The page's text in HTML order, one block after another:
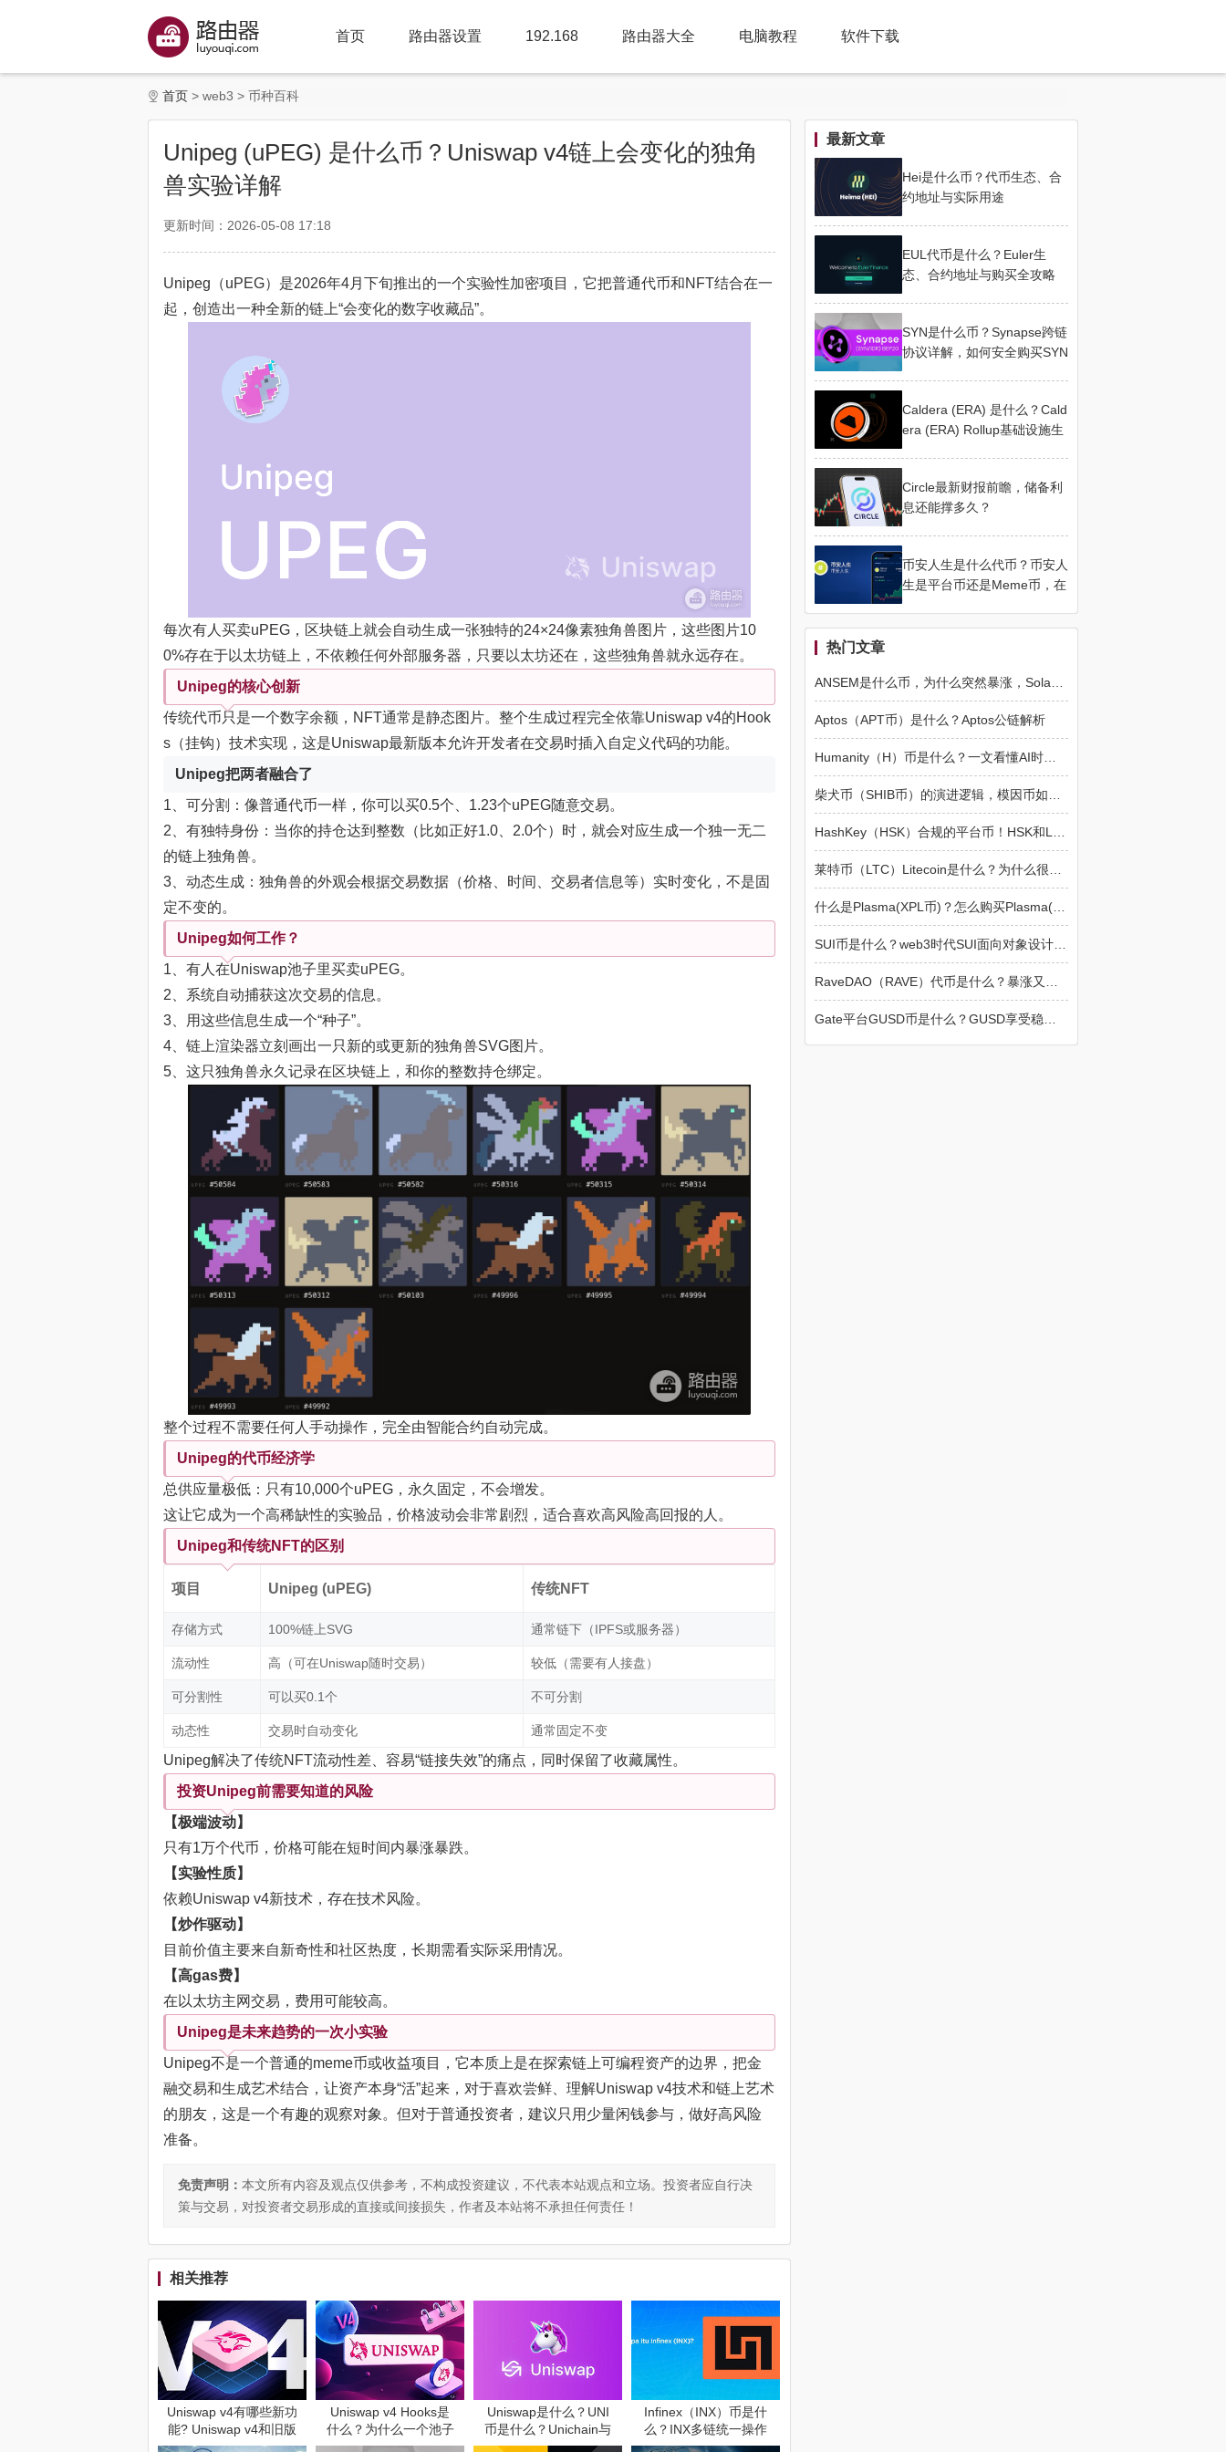
首页 路由器设置 192.168 路由器大全 电脑教程 软件下载
首页 web3 币种百科
Unipeg (uPEG) 是什么币？Uniswap v4链上会变化的独角
兽实验详解
更新时间：2026-05-08 17:18
Unipeg（uPEG）是2026年4月下旬推出的一个实验性加密项目，它把普通代币和NFT结合在一
起，创造出一种全新的链上“会变化的数字收藏品”。
每次有人买卖uPEG，区块链上就会自动生成一张独特的24×24像素独角兽图片，这些图片10
0%存在于以太坊链上，不依赖任何外部服务器，只要以太坊还在，这些独角兽就永远存在。
Unipeg的核心创新
传统代币只是一个数字余额，NFT通常是静态图片。整个生成过程完全依靠Uniswap v4的Hook
s（挂钩）技术实现，这是Uniswap最新版本允许开发者在交易时插入自定义代码的功能。
Unipeg把两者融合了
1、可分割：像普通代币一样，你可以买0.5个、1.23个uPEG随意交易。
2、有独特身份：当你的持仓达到整数（比如正好1.0、2.0个）时，就会对应生成一个独一无二
的链上独角兽。
3、动态生成：独角兽的外观会根据交易数据（价格、时间、交易者信息等）实时变化，不是固
定不变的。
Unipeg如何工作？
1、有人在Uniswap池子里买卖uPEG。
2、系统自动捕获这次交易的信息。
3、用这些信息生成一个“种子”。
4、链上渲染器立刻画出一只新的或更新的独角兽SVG图片。
5、这只独角兽永久记录在区块链上，和你的整数持仓绑定。
整个过程不需要任何人手动操作，完全由智能合约自动完成。
Unipeg的代币经济学
总供应量极低：只有10,000个uPEG，永久固定，不会增发。
这让它成为一个高稀缺性的实验品，价格波动会非常剧烈，适合喜欢高风险高回报的人。
Unipeg和传统NFT的区别
项目 Unipeg (uPEG) 传统NFT
存储方式 100%链上SVG 通常链下（IPFS或服务器）
流动性 高（可在Uniswap随时交易） 较低（需要有人接盘）
可分割性 可以买0.1个 不可分割
动态性 交易时自动变化 通常固定不变
Unipeg解决了传统NFT流动性差、容易“链接失效”的痛点，同时保留了收藏属性。
投资Unipeg前需要知道的风险
【极端波动】
只有1万个代币，价格可能在短时间内暴涨暴跌。
【实验性质】
依赖Uniswap v4新技术，存在技术风险。
【炒作驱动】
目前价值主要来自新奇性和社区热度，长期需看实际采用情况。
【高gas费】
在以太坊主网交易，费用可能较高。
Unipeg是未来趋势的一次小实验
Unipeg不是一个普通的meme币或收益项目，它本质上是在探索链上可编程资产的边界，把金
融交易和生成艺术结合，让资产本身“活”起来，对于喜欢尝鲜、理解Uniswap v4技术和链上艺术
的朋友，这是一个有趣的观察对象。但对于普通投资者，建议只用少量闲钱参与，做好高风险
准备。
免责声明： 本文所有内容及观点仅供参考，不构成投资建议，不代表本站观点和立场。投资者应自行决
策与交易，对投资者交易形成的直接或间接损失，作者及本站将不承担任何责任！
相关推荐
Uniswap v4有哪些新功
能? Uniswap v4和旧版
本有什么区别?
Uniswap v4 Hooks是
什么？为什么一个池子
可以有自己的交易规则
Uniswap是什么？UNI
币是什么？Unichain与
Uniswap的关系
Infinex（INX）币是什
么？INX多链统一操作
平台详解
最新文章
Hei是什么币？代币生态、合
约地址与实际用途
EUL代币是什么？Euler生
态、合约地址与购买全攻略
SYN是什么币？Synapse跨链
协议详解，如何安全购买SYN
Caldera (ERA) 是什么？Cald
era (ERA) Rollup基础设施生
Circle最新财报前瞻，储备利
息还能撑多久？
币安人生是什么代币？币安人
生是平台币还是Meme币，在
热门文章
Aptos（APT币）是什么？Aptos公链解析